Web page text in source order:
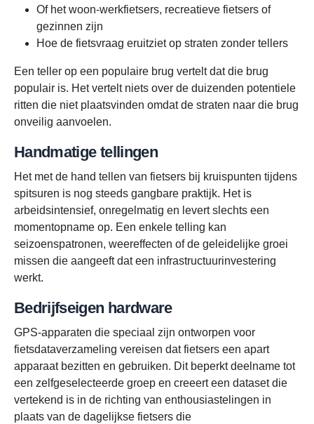
Of het woon-werkfietsers, recreatieve fietsers of
gezinnen zijn
Hoe de fietsvraag eruitziet op straten zonder tellers
Een teller op een populaire brug vertelt dat die brug
populair is. Het vertelt niets over de duizenden potentiele
ritten die niet plaatsvinden omdat de straten naar die brug
onveilig aanvoelen.
Handmatige tellingen
Het met de hand tellen van fietsers bij kruispunten tijdens
spitsuren is nog steeds gangbare praktijk. Het is
arbeidsintensief, onregelmatig en levert slechts een
momentopname op. Een enkele telling kan
seizoenspatronen, weereffecten of de geleidelijke groei
missen die aangeeft dat een infrastructuurinvestering
werkt.
Bedrijfseigen hardware
GPS-apparaten die speciaal zijn ontworpen voor
fietsdataverzameling vereisen dat fietsers een apart
apparaat bezitten en gebruiken. Dit beperkt deelname tot
een zelfgeselecteerde groep en creeert een dataset die
vertekend is in de richting van enthousiastelingen in
plaats van de dagelijkse fietsers die